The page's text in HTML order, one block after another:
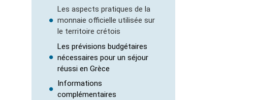
Les aspects pratiques de la
monnaie officielle utilisée sur
le territoire crétois
Les prévisions budgétaires
nécessaires pour un séjour
réussi en Grèce
Informations
complémentaires